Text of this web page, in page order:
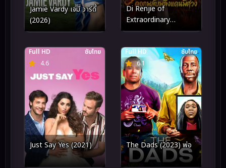
Jamie Vardy เจมี่ วาร์ดี้
(2026)
Di Renjie of
Extraordinary
Flowers On The
ดอกพลับพลึงแดนพิศวง
(2026)
4.6
Full HD ซับไทย
Just Say Yes (2021)
6.1
Full HD ซับไทย
The Dads (2023) พ่อ